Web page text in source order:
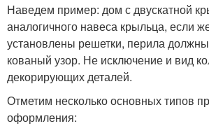
Наведем пример: дом с двускатной
аналогичного навеса крыльца, если
установлены решетки, перила
кованый узор. Не исключение и вид
декорирующих деталей.
Отметим несколько основных типов
оформления: